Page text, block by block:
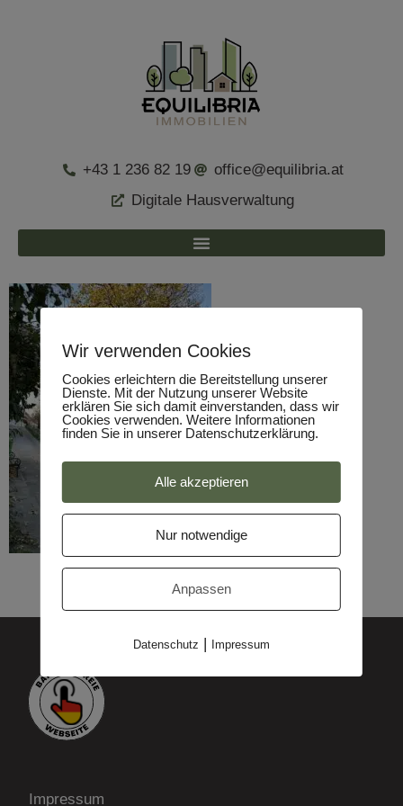
+43 1 236 82 19
office@equilibria.at
Digitale Hausverwaltung
Impressum
Wir verwenden Cookies
Cookies erleichtern die Bereitstellung unserer
Dienste. Mit der Nutzung unserer Website
erklären Sie sich damit einverstanden, dass wir
Cookies verwenden. Weitere Informationen
finden Sie in unserer Datenschutzerklärung.
Alle akzeptieren
Nur notwendige
Anpassen
Datenschutz | Impressum